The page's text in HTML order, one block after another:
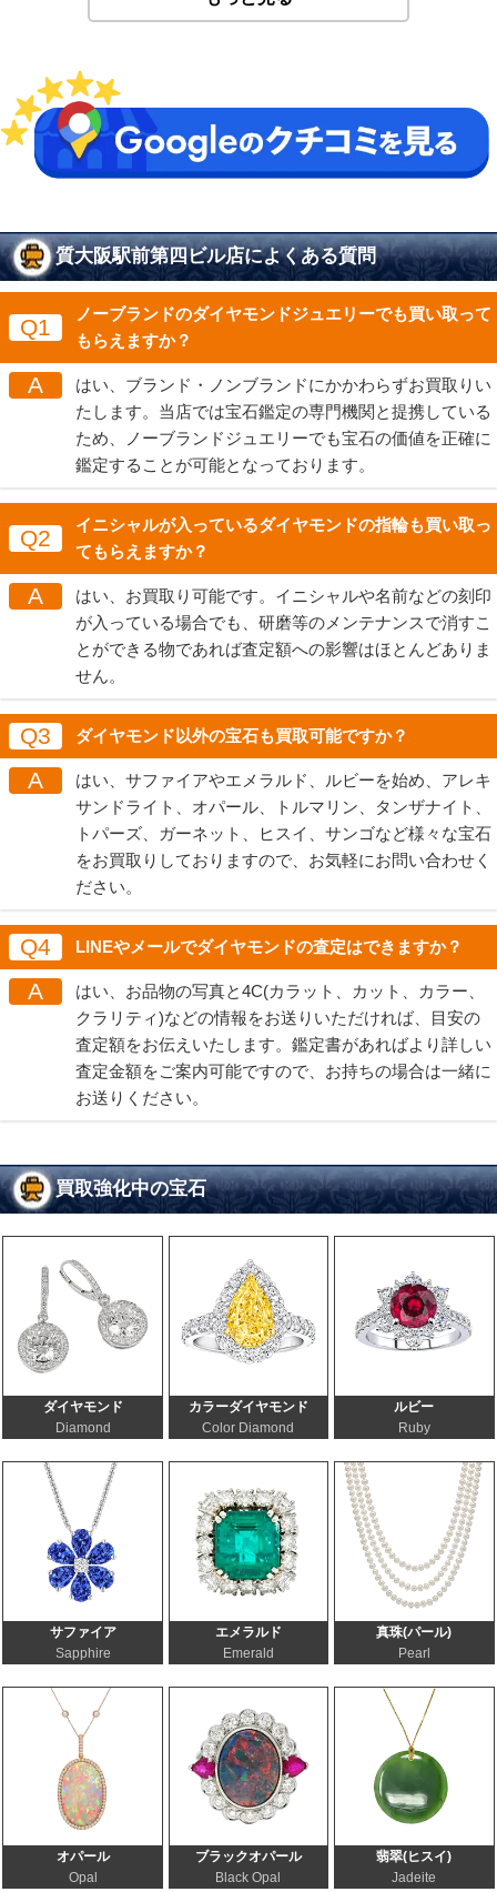
質大阪駅前第四ビル店によくある質問
Q1
ノーブランドのダイヤモンドジュエリーでも買い取って
もらえますか？
A
はい、ブランド・ノンブランドにかかわらずお買取りい
たします。当店では宝石鑑定の専門機関と提携している
ため、ノーブランドジュエリーでも宝石の価値を正確に
鑑定することが可能となっております。
Q2
イニシャルが入っているダイヤモンドの指輪も買い取っ
てもらえますか？
A
はい、お買取り可能です。イニシャルや名前などの刻印
が入っている場合でも、研磨等のメンテナンスで消すこ
とができる物であれば査定額への影響はほとんどありま
せん。
Q3 ダイヤモンド以外の宝石も買取可能ですか？
A
はい、サファイアやエメラルド、ルビーを始め、アレキ
サンドライト、オパール、トルマリン、タンザナイト、
トパーズ、ガーネット、ヒスイ、サンゴなど様々な宝石
をお買取りしておりますので、お気軽にお問い合わせく
ださい。
Q4 LINEやメールでダイヤモンドの査定はできますか？
A
はい、お品物の写真と4C(カラット、カット、カラー、
クラリティ)などの情報をお送りいただければ、目安の
査定額をお伝えいたします。鑑定書があればより詳しい
査定金額をご案内可能ですので、お持ちの場合は一緒に
お送りください。
買取強化中の宝石
ダイヤモンド
Diamond
カラーダイヤモンド
Color Diamond
ルビー
Ruby
サファイア
Sapphire
エメラルド
Emerald
真珠(パール)
Pearl
オパール
Opal
ブラックオパール
Black Opal
翡翠(ヒスイ)
Jadeite